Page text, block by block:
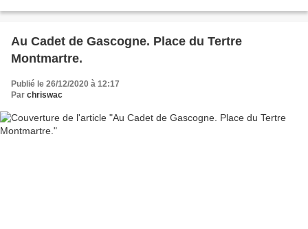
Au Cadet de Gascogne. Place du Tertre
Montmartre.
Publié le 26/12/2020 à 12:17
Par chriswac